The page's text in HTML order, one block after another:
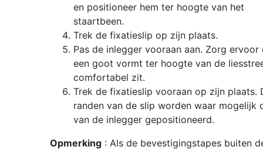
en positioneer hem ter hoogte van het
staartbeen.
Trek de fixatieslip op zijn plaats.
Pas de inlegger vooraan aan. Zorg ervoor
een goot vormt ter hoogte van de
comfortabel zit.
Trek de fixatieslip vooraan op zijn plaats.
randen van de slip worden waar mogelijk
van de inlegger gepositioneerd.
Opmerking: Als de bevestigingstapes buiten